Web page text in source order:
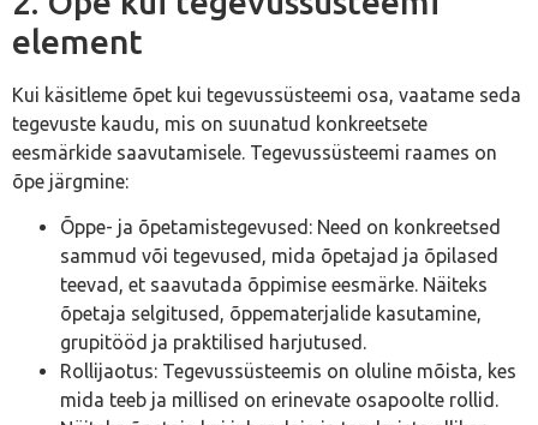
element
Kui käsitleme õpet kui tegevussüsteemi osa, vaatame seda
tegevuste kaudu, mis on suunatud konkreetsete
eesmärkide saavutamisele. Tegevussüsteemi raames on
õpe järgmine:
Õppe- ja õpetamistegevused: Need on konkreetsed
sammud või tegevused, mida õpetajad ja õpilased
teevad, et saavutada õppimise eesmärke. Näiteks
õpetaja selgitused, õppematerjalide kasutamine,
grupitööd ja praktilised harjutused.
Rollijaotus: Tegevussüsteemis on oluline mõista, kes
mida teeb ja millised on erinevate osapoolte rollid.